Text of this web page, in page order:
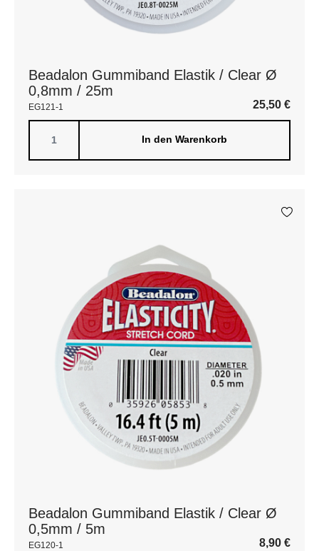
Beadalon Gummiband Elastik / Clear Ø
0,8mm / 25m
EG121-1 25,50 €
In den Warenkorb
Beadalon Gummiband Elastik / Clear Ø
0,5mm / 5m
EG120-1 8,90 €